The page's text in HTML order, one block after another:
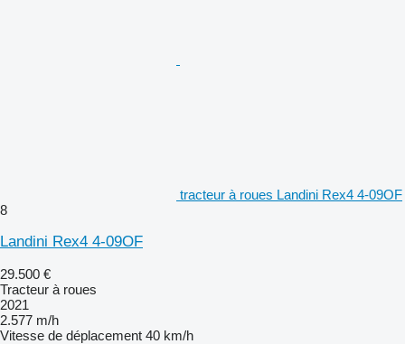
tracteur à roues Landini Rex4 4-09OF
8
Landini Rex4 4-09OF
29.500 €
Tracteur à roues
2021
2.577 m/h
Vitesse de déplacement 40 km/h